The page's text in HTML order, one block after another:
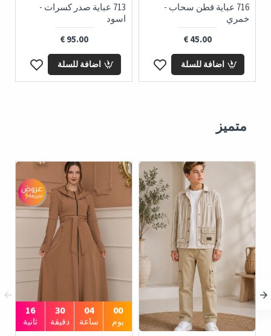
716 عباية قطن سحاب -
خمري
45.00 €
اضافة للسلة
713 عباية صدر كسرات -
اسود
95.00 €
اضافة للسلة
متميز
00
يوم
04
ساعة
30
دقيقة
16
ثانية